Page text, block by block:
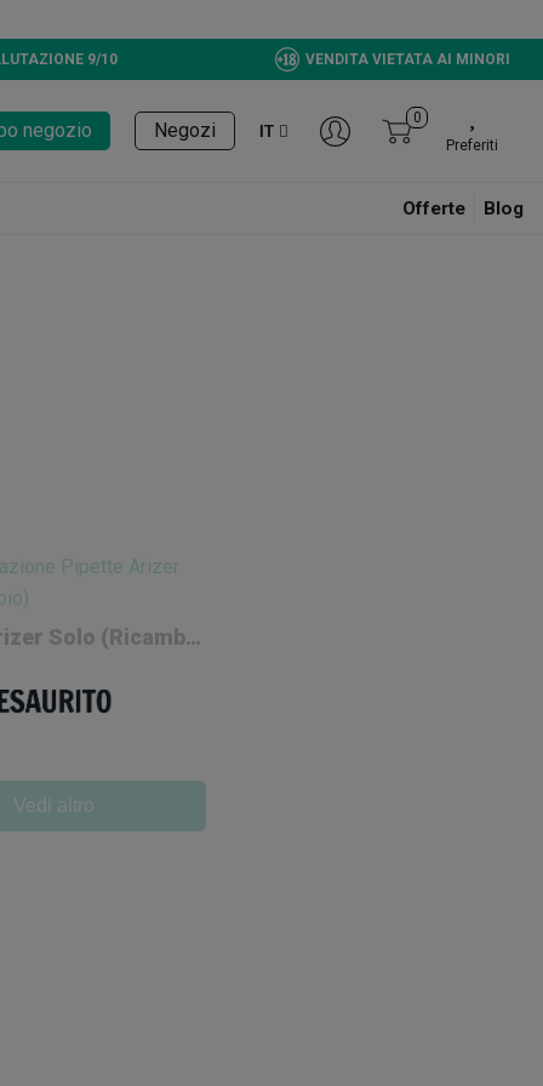
9/10 VENDITA VIETATA AI MINORI
negozio Negozi IT
0
Preferiti
Offerte Blog
Pipette Arizer Solo (ricambio)
Vedi altro